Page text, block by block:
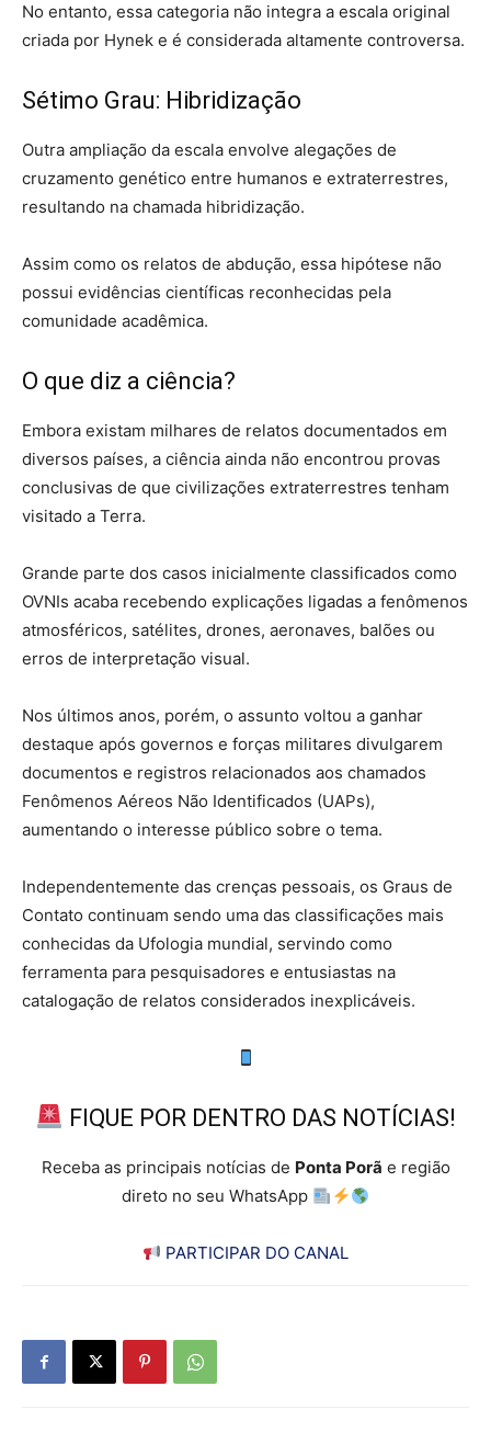
No entanto, essa categoria não integra a escala original
criada por Hynek e é considerada altamente controversa.
Sétimo Grau: Hibridização
Outra ampliação da escala envolve alegações de
cruzamento genético entre humanos e extraterrestres,
resultando na chamada hibridização.
Assim como os relatos de abdução, essa hipótese não
possui evidências científicas reconhecidas pela
comunidade acadêmica.
O que diz a ciência?
Embora existam milhares de relatos documentados em
diversos países, a ciência ainda não encontrou provas
conclusivas de que civilizações extraterrestres tenham
visitado a Terra.
Grande parte dos casos inicialmente classificados como
OVNIs acaba recebendo explicações ligadas a fenômenos
atmosféricos, satélites, drones, aeronaves, balões ou
erros de interpretação visual.
Nos últimos anos, porém, o assunto voltou a ganhar
destaque após governos e forças militares divulgarem
documentos e registros relacionados aos chamados
Fenômenos Aéreos Não Identificados (UAPs),
aumentando o interesse público sobre o tema.
Independentemente das crenças pessoais, os Graus de
Contato continuam sendo uma das classificações mais
conhecidas da Ufologia mundial, servindo como
ferramenta para pesquisadores e entusiastas na
catalogação de relatos considerados inexplicáveis.
FIQUE POR DENTRO DAS NOTÍCIAS!
Receba as principais notícias de Ponta Porã e região
direto no seu WhatsApp
PARTICIPAR DO CANAL